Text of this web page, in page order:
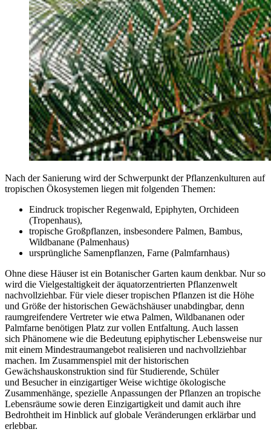
Nach der Sanierung wird der Schwerpunkt der Pflanzenkulturen auf
tropischen Ökosystemen liegen mit folgenden Themen:
Eindruck tropischer Regenwald, Epiphyten, Orchideen
(Tropenhaus),
tropische Großpflanzen, insbesondere Palmen, Bambus,
Wildbanane (Palmenhaus)
ursprüngliche Samenpflanzen, Farne (Palmfarnhaus)
Ohne diese Häuser ist ein Botanischer Garten kaum denkbar. Nur so
wird die Vielgestaltigkeit der äquatorzentrierten Pflanzenwelt
nachvollziehbar. Für viele dieser tropischen Pflanzen ist die Höhe
und Größe der historischen Gewächshäuser unabdingbar, denn
raumgreifendere Vertreter wie etwa Palmen, Wildbananen oder
Palmfarne benötigen Platz zur vollen Entfaltung. Auch lassen
sich Phänomene wie die Bedeutung epiphytischer Lebensweise nur
mit einem Mindestraumangebot realisieren und nachvollziehbar
machen. Im Zusammenspiel mit der historischen
Gewächshauskonstruktion sind für Studierende, Schüler
und Besucher in einzigartiger Weise wichtige ökologische
Zusammenhänge, spezielle Anpassungen der Pflanzen an tropische
Lebensräume sowie deren Einzigartigkeit und damit auch ihre
Bedrohtheit im Hinblick auf globale Veränderungen erklärbar und
erlebbar.